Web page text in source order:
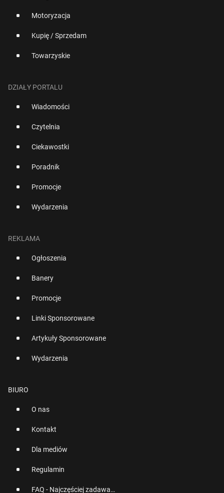
Motoryzacja
Kupię / Sprzedam
Towarzyskie
DZIAŁY PORTALU
Wiadomości
Czytelnia
Ciekawostki
Poradnik
Promocje
Wydarzenia
REKLAMA
Ogłoszenia
Banery
Promocje
Linki Sponsorowane
Artykuły Sponsorowane
Wydarzenia
BIURO
O nas
Kontakt
Dla mediów
Regulamin
FAQ - Najczęściej zadawane pytania